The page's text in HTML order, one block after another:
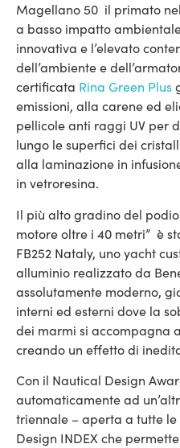
Magellano 50 il primato
a basso impatto
innovativa e l’elevato
dell’ambiente e
certificata Rina Green Plus
emissioni, alla carene ed
pellicole anti raggi UV per
lungo le superfici dei
alla laminazione in
in vetroresina.
Il più alto gradino del
motore oltre i 40 metri” è
FB252 Nataly, uno yacht
alluminio realizzato da
assolutamente moderno,
interni ed esterni dove la
dei marmi si accompagna
creando un effetto di
Con il Nautical Design
automaticamente ad
triennale – aperta a tutte le
Design INDEX che